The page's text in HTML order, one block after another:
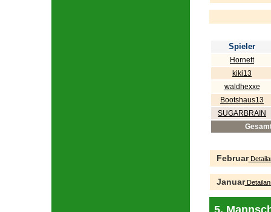
Spieler
Hornett
kiki13
waldhexxe
Bootshaus13
SUGARBRAIN
Februar
Januar
5.